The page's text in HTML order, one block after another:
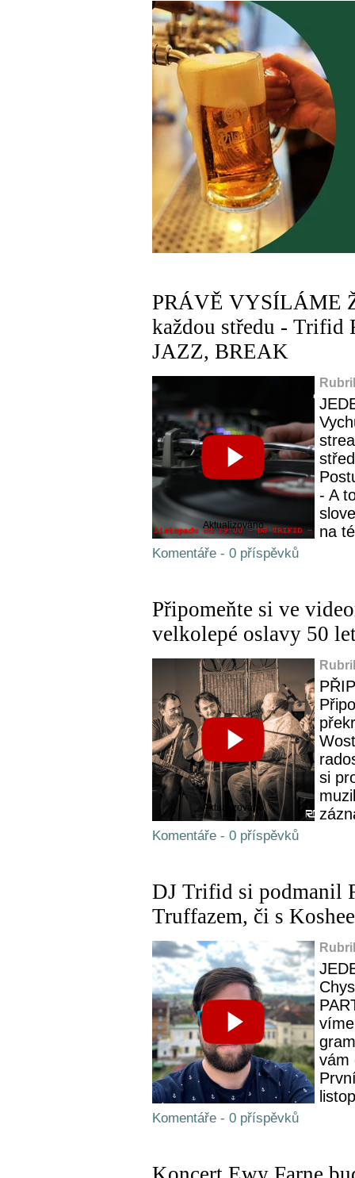
PRÁVĚ VYSÍLÁME
každou středu -
JAZZ, BREAK
Aktualizováno
- A
na
Komentáře - 0 příspěvků
Připomeňte si ve
velkolepé oslavy 50
Aktualizováno
si
Komentáře - 0 příspěvků
DJ Trifid si podmanil
Truffazem, či s
vám
Komentáře - 0 příspěvků